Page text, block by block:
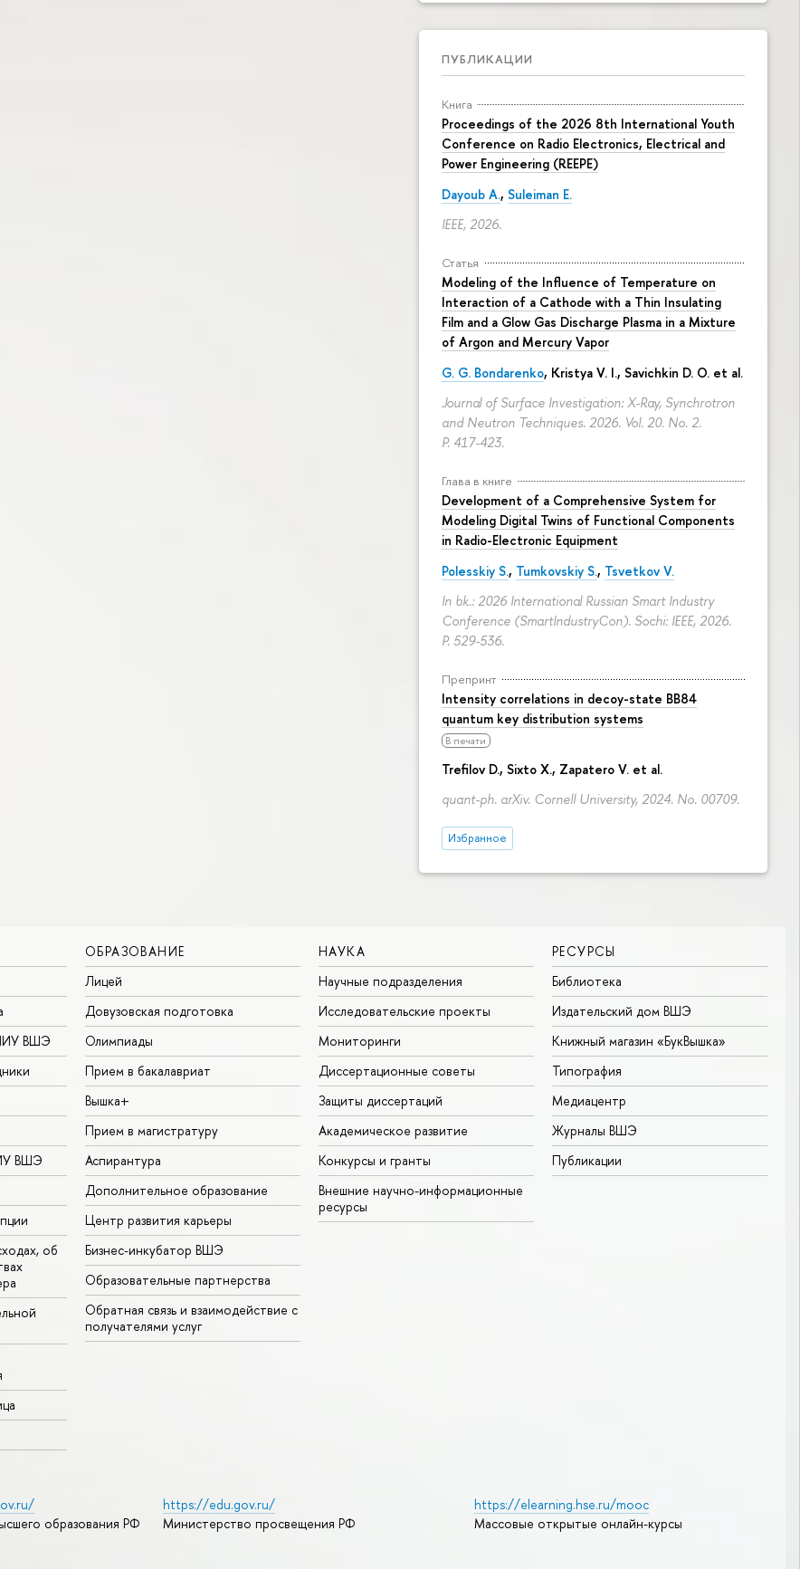
ПУБЛИКАЦИИ
Книга
Proceedings of the 2026 8th International Youth
Conference on Radio Electronics, Electrical and
Power Engineering (REEPE)
Dayoub A., Suleiman E.
IEEE, 2026.
Статья
Modeling of the Influence of Temperature on
Interaction of a Cathode with a Thin Insulating
Film and a Glow Gas Discharge Plasma in a Mixture
of Argon and Mercury Vapor
G. G. Bondarenko, Kristya V. I., Savichkin D. O. et al.
Journal of Surface Investigation: X-Ray, Synchrotron
and Neutron Techniques. 2026. Vol. 20. No. 2.
P. 417-423.
Глава в книге
Development of a Comprehensive System for
Modeling Digital Twins of Functional Components
in Radio-Electronic Equipment
Polesskiy S., Tumkovskiy S., Tsvetkov V.
In bk.: 2026 International Russian Smart Industry
Conference (SmartIndustryCon). Sochi: IEEE, 2026.
P. 529-536.
Препринт
Intensity correlations in decoy-state BB84
quantum key distribution systems
В печати
Trefilov D., Sixto X., Zapatero V. et al.
quant-ph. arXiv. Cornell University, 2024. No. 00709.
Избранное
ВШЭ
ВШЭ
об
ОБРАЗОВАНИЕ
Лицей
Довузовская подготовка
Олимпиады
Прием в бакалавриат
Вышка+
Прием в магистратуру
Аспирантура
Дополнительное образование
Центр развития карьеры
Бизнес-инкубатор ВШЭ
Образовательные партнерства
Обратная связь и взаимодействие с
получателями услуг
НАУКА
Научные подразделения
Исследовательские проекты
Мониторинги
Диссертационные советы
Защиты диссертаций
Академическое развитие
Конкурсы и гранты
Внешние научно-информационные
ресурсы
РЕСУРСЫ
Библиотека
Издательский дом ВШЭ
Книжный магазин «БукВышка»
Типография
Медиацентр
Журналы ВШЭ
Публикации
образования РФ
https://edu.gov.ru/
Министерство просвещения РФ
https://elearning.hse.ru/mooc
Массовые открытые онлайн-курсы